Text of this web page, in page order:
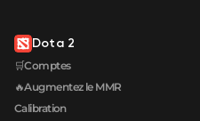
Dota 2
🛒Comptes
🔥Augmentez le MMR
Calibration